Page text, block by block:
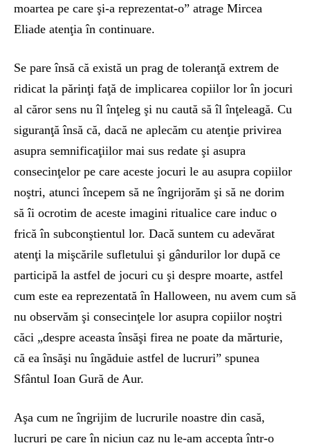
moartea pe care şi-a reprezentat-o” atrage Mircea
Eliade atenţia în continuare.
Se pare însă că există un prag de toleranţă extrem de
ridicat la părinţi faţă de implicarea copiilor lor în jocuri
al căror sens nu îl înţeleg şi nu caută să îl înţeleagă. Cu
siguranţă însă că, dacă ne aplecăm cu atenţie privirea
asupra semnificaţiilor mai sus redate şi asupra
consecinţelor pe care aceste jocuri le au asupra copiilor
noştri, atunci începem să ne îngrijorăm şi să ne dorim
să îi ocrotim de aceste imagini ritualice care induc o
frică în subconştientul lor. Dacă suntem cu adevărat
atenţi la mişcările sufletului şi gândurilor lor după ce
participă la astfel de jocuri cu şi despre moarte, astfel
cum este ea reprezentată în Halloween, nu avem cum să
nu observăm şi consecinţele lor asupra copiilor noştri
căci „despre aceasta însăşi firea ne poate da mărturie,
că ea însăşi nu îngăduie astfel de lucruri” spunea
Sfântul Ioan Gură de Aur.
Aşa cum ne îngrijim de lucrurile noastre din casă,
lucruri pe care în niciun caz nu le-am accepta într-o